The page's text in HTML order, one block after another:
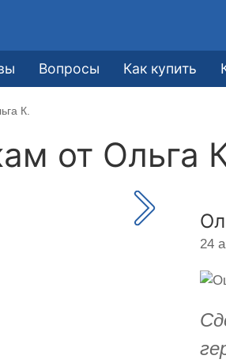
Вопросы Как купить
К.
от Ольга
24